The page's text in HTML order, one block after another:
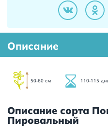
Описание
50-60 см 110-115
Описание сорта
Пировальный